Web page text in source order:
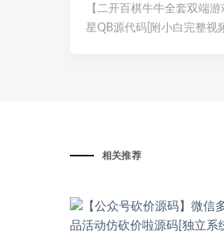
【二开百棋牛牛全套双端
星QB源代码[附小白完整视
相关推荐